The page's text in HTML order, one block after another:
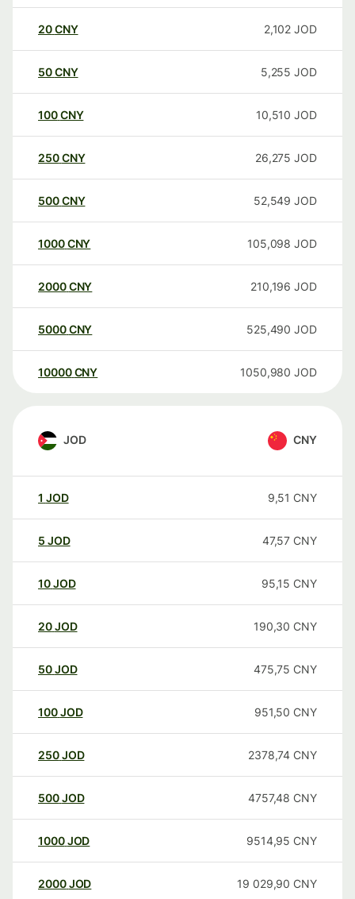
20CNY 2,102 JOD
50CNY 5,255 JOD
100CNY 10,510 JOD
250CNY 26,275 JOD
500CNY 52,549 JOD
1000CNY 105,098 JOD
2000CNY 210,196 JOD
5000CNY 525,490 JOD
10000 CNY 1050,980 JOD
JOD CNY
1 JOD 9,51 CNY
5 JOD 47,57 CNY
10JOD 95,15 CNY
20JOD 190,30 CNY
50JOD 475,75 CNY
100JOD 951,50 CNY
250JOD 2378,74 CNY
500JOD 4757,48 CNY
1000JOD 9514,95 CNY
2000JOD 19 029,90 CNY